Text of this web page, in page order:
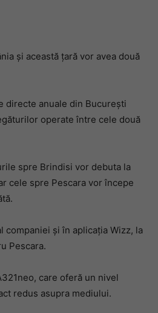
românului
din
și această țară vor avea două
directe anuale din București
operate între cele două
spre Brindisi vor debuta la
cele spre Pescara vor începe
și în aplicația Wizz, la
Pescara.
care oferă un nivel
redus asupra mediului.